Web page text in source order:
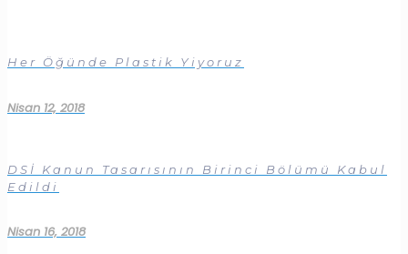
Her Öğünde Plastik Yiyoruz
Nisan 12, 2018
DSİ Kanun Tasarısının Birinci Bölümü Kabul
Edildi
Nisan 16, 2018